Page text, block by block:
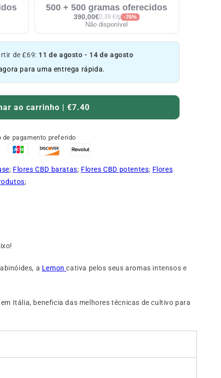
500 + 500 gramas oferecidos
390,00€0,39 €/g -76%
Não disponível
de £69: 11 de agosto - 14 de agosto
para uma entrega rápida.
ao carrinho | €7.40
de pagamento preferido
; Flores CBD baratas; Flores CBD potentes; Flores
;
a Lemoncativa pelos seus aromas intensos e
Itália, beneficia das melhores técnicas de cultivo para